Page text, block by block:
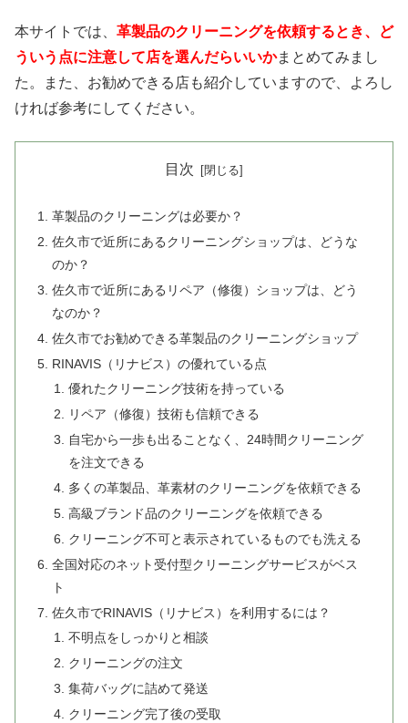
本サイトでは、 革製品のクリーニングを依頼するとき、ど
ういう点に注意して店を選んだらいいかまとめてみまし
た。また、お勧めできる店も紹介していますので、よろし
ければ参考にしてください。
目次
革製品のクリーニングは必要か？
佐久市で近所にあるクリーニングショップは、どうな
のか？
佐久市で近所にあるリペア（修復）ショップは、どう
なのか？
佐久市でお勧めできる革製品のクリーニングショップ
RINAVIS（リナビス）の優れている点
優れたクリーニング技術を持っている
リペア（修復）技術も信頼できる
自宅から一歩も出ることなく、24時間クリーニング
を注文できる
多くの革製品、革素材のクリーニングを依頼できる
高級ブランド品のクリーニングを依頼できる
クリーニング不可と表示されているものでも洗える
全国対応のネット受付型クリーニングサービスがベス
ト
佐久市でRINAVIS（リナビス）を利用するには？
不明点をしっかりと相談
クリーニングの注文
集荷バッグに詰めて発送
クリーニング完了後の受取